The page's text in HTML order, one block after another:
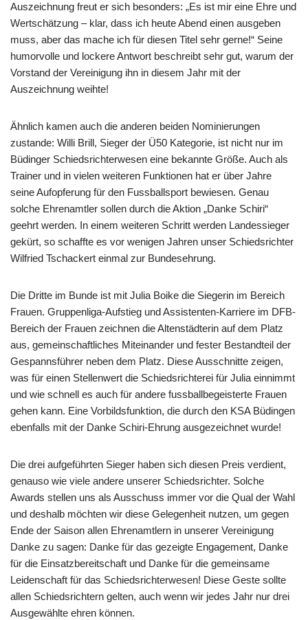
Auszeichnung freut er sich besonders: „Es ist mir eine Ehre und
Wertschätzung – klar, dass ich heute Abend einen ausgeben
muss, aber das mache ich für diesen Titel sehr gerne!“ Seine
humorvolle und lockere Antwort beschreibt sehr gut, warum der
Vorstand der Vereinigung ihn in diesem Jahr mit der
Auszeichnung weihte!
Ähnlich kamen auch die anderen beiden Nominierungen
zustande: Willi Brill, Sieger der Ü50 Kategorie, ist nicht nur im
Büdinger Schiedsrichterwesen eine bekannte Größe. Auch als
Trainer und in vielen weiteren Funktionen hat er über Jahre
seine Aufopferung für den Fussballsport bewiesen. Genau
solche Ehrenamtler sollen durch die Aktion „Danke Schiri“
geehrt werden. In einem weiteren Schritt werden Landessieger
gekürt, so schaffte es vor wenigen Jahren unser Schiedsrichter
Wilfried Tschackert einmal zur Bundesehrung.
Die Dritte im Bunde ist mit Julia Boike die Siegerin im Bereich
Frauen. Gruppenliga-Aufstieg und Assistenten-Karriere im DFB-
Bereich der Frauen zeichnen die Altenstädterin auf dem Platz
aus, gemeinschaftliches Miteinander und fester Bestandteil der
Gespannsführer neben dem Platz. Diese Ausschnitte zeigen,
was für einen Stellenwert die Schiedsrichterei für Julia einnimmt
und wie schnell es auch für andere fussballbegeisterte Frauen
gehen kann. Eine Vorbildsfunktion, die durch den KSA Büdingen
ebenfalls mit der Danke Schiri-Ehrung ausgezeichnet wurde!
Die drei aufgeführten Sieger haben sich diesen Preis verdient,
genauso wie viele andere unserer Schiedsrichter. Solche
Awards stellen uns als Ausschuss immer vor die Qual der Wahl
und deshalb möchten wir diese Gelegenheit nutzen, um gegen
Ende der Saison allen Ehrenamtlern in unserer Vereinigung
Danke zu sagen: Danke für das gezeigte Engagement, Danke
für die Einsatzbereitschaft und Danke für die gemeinsame
Leidenschaft für das Schiedsrichterwesen! Diese Geste sollte
allen Schiedsrichtern gelten, auch wenn wir jedes Jahr nur drei
Ausgewählte ehren können.